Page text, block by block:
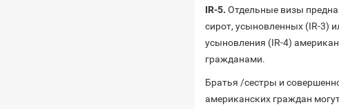
IR-5. Отдельные визы
сирот, усыновленных (IR-3)
усыновления (IR-4)
гражданами.
Братья /сестры и
американских граждан